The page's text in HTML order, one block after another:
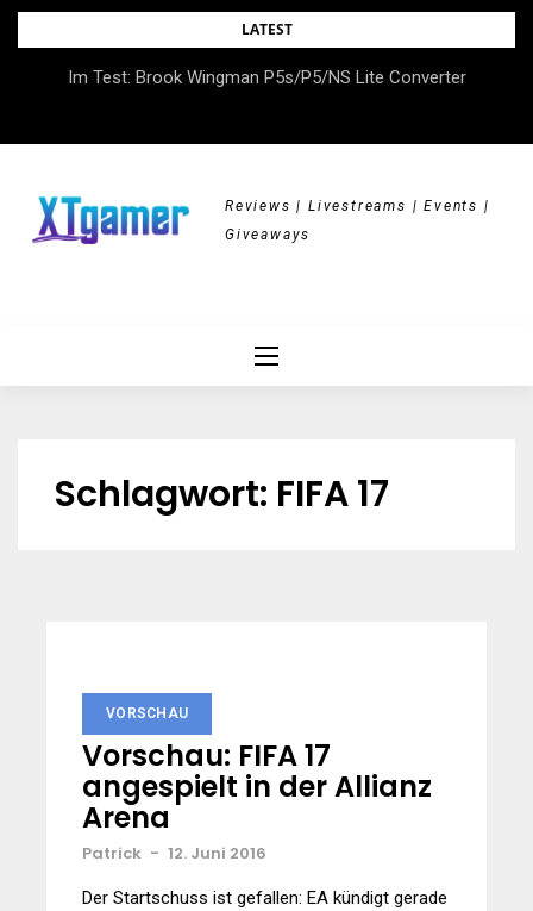
Skip
LATEST
Im Test: Brook Wingman P5s/P5/NS Lite Converter
DOK.fest München 2026 – Empowered, HerStory, Beyond
Reviews | Livestreams | Events |
Giveaways
Schlagwort: FIFA 17
VORSCHAU
Vorschau: FIFA 17
angespielt in der Allianz
Arena
Patrick - 12. Juni 2016
Der Startschuss ist gefallen: EA kündigt gerade